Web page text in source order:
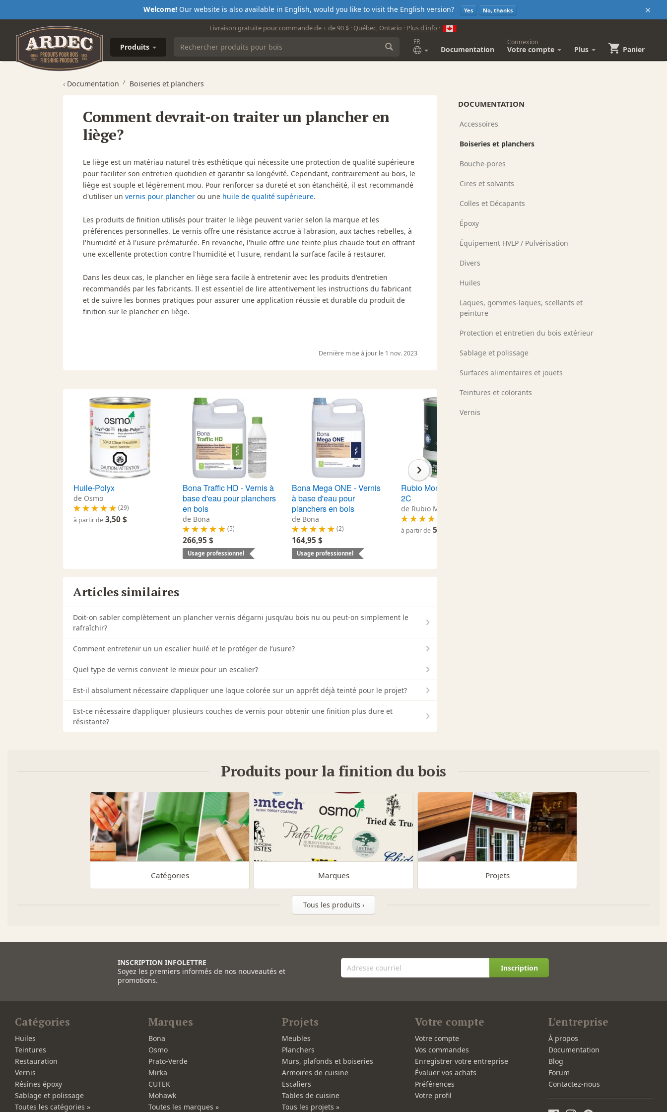
×
Welcome!Our website is also available in English, would you like to visit the English version? Yes No, thanks
Livraison gratuite pour commande de + de 90 $ · Québec, Ontario · Plus d'info ·
Produits
FR
Documentation
Connexion
Votre compte Plus Panier
‹ Documentation Boiseries et planchers
Comment devrait-on traiter un plancher en
liège?
Le liège est un matériau naturel très esthétique qui nécessite une protection de qualité supérieure
pour faciliter son entretien quotidien et garantir sa longévité. Cependant, contrairement au bois, le
liège est souple et légèrement mou. Pour renforcer sa dureté et son étanchéité, il est recommandé
d'utiliser un vernis pour plancher ou une huile de qualité supérieure.
Les produits de finition utilisés pour traiter le liège peuvent varier selon la marque et les
préférences personnelles. Le vernis offre une résistance accrue à l'abrasion, aux taches rebelles, à
l'humidité et à l'usure prématurée. En revanche, l'huile offre une teinte plus chaude tout en offrant
une excellente protection contre l'humidité et l'usure, rendant la surface facile à restaurer.
Dans les deux cas, le plancher en liège sera facile à entretenir avec les produits d'entretien
recommandés par les fabricants. Il est essentiel de lire attentivement les instructions du fabricant
et de suivre les bonnes pratiques pour assurer une application réussie et durable du produit de
finition sur le plancher en liège.
Dernière mise à jour le 1 nov. 2023
Huile-Polyx
de Osmo
(29)
à partir de 3,50 $
Bona Traffic HD - Vernis à
base d'eau pour planchers
en bois
de Bona
(5)
266,95 $
Usage professionnel
Bona Mega ONE - Vernis
à base d'eau pour
planchers en bois
de Bona
(2)
164,95 $
Usage professionnel
Rubio Monocoat Oil Plus
2C
de Rubio Monocoat
à partir de 50,98 $
Articles similaires
Doit-on sabler complètement un plancher vernis dégarni jusqu’au bois nu ou peut-on simplement le
rafraîchir?
Comment entretenir un un escalier huilé et le protéger de l’usure?
Quel type de vernis convient le mieux pour un escalier?
Est-il absolument nécessaire d’appliquer une laque colorée sur un apprêt déjà teinté pour le projet?
Est-ce nécessaire d’appliquer plusieurs couches de vernis pour obtenir une finition plus dure et
résistante?
DOCUMENTATION
Accessoires
Boiseries et planchers
Bouche-pores
Cires et solvants
Colles et Décapants
Époxy
Équipement HVLP / Pulvérisation
Divers
Huiles
Laques, gommes-laques, scellants et
peinture
Protection et entretien du bois extérieur
Sablage et polissage
Surfaces alimentaires et jouets
Teintures et colorants
Vernis
Produits pour la finition du bois
Catégories Marques Projets
Tous les produits ›
INSCRIPTION INFOLETTRE
Soyez les premiers informés de nos nouveautés et
promotions.
Inscription
Catégories
Huiles
Teintures
Restauration
Vernis
Résines époxy
Sablage et polissage
Toutes les catégories »
Marques
Bona
Osmo
Prato-Verde
Mirka
CUTEK
Mohawk
Toutes les marques »
Projets
Meubles
Planchers
Murs, plafonds et boiseries
Armoires de cuisine
Escaliers
Tables de cuisine
Tous les projets »
Votre compte
Votre compte
Vos commandes
Enregistrer votre entreprise
Évaluer vos achats
Préférences
Votre profil
L'entreprise
À propos
Documentation
Blog
Forum
Contactez-nous